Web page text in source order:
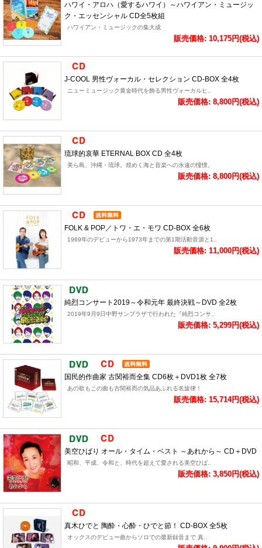
ハワイ・アロハ（愛するハワイ）～ハワイアン・ミュージッ
ク・エッセンシャル CD全5枚組
ハワイアン・ミュージックの集大成
販売価格: 10,175円(税込)
J-COOL 男性ヴォーカル・セレクション CD-BOX 全4枚
ニューミュージック黄金時代を飾る男性ヴォーカルヒ..
販売価格: 8,800円(税込)
琉球的哀華 ETERNAL BOX CD 全4枚
美ら島、沖縄・琉球。煌めく海と音楽への永遠の憧憬。
販売価格: 8,800円(税込)
FOLK & POP／トワ・エ・モワ CD-BOX 全6枚
1969年のデビューから1973年までの第1期活動音源と1..
販売価格: 11,000円(税込)
純烈コンサート2019～令和元年 最終決戦～DVD 全2枚
2019年9月9日中野サンプラザで行われた『純烈コンサ..
販売価格: 5,299円(税込)
国民的作曲家 古関裕而全集 CD6枚＋DVD1枚 全7枚
あの歌もこの曲も古関裕而の気品あふれる名旋律！
販売価格: 15,714円(税込)
美空ひばり オール・タイム・ベスト ～あれから～ CD＋DVD
昭和、平成、令和と、時代を超えて愛される美空ひば..
販売価格: 3,850円(税込)
真木ひでと 陶酔・心酔・ひでと節！ CD-BOX 全5枚
オックスのデビュー曲からソロでの最新録音まで 真..